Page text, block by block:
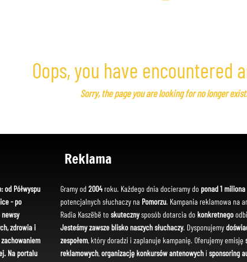
Oops, you have encountered
Sorry, the page you are looking for no longer
od Półwyspu
- po
zdrowia i
Na portalu
Reklama
Gramy od 2004roku. Każdego dnia docieramy do ponad 1 miliona
potencjalnych słuchaczy na Pomorzu. Kampania reklamowa na
Radia Kaszëbë toskutecznysposób dotarcia dokonkretnego
Jesteśmy zawsze blisko naszych słuchaczy. Dysponujemy
zespołem, który doradzi i zaplanuje kampanię. Oferujemy emisję
reklamowych,organizację konkursów antenowychi sponsoring